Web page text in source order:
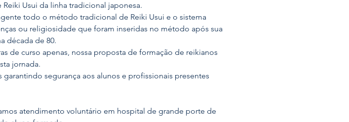
Usui da linha tradicional japonesa.
todo o método tradicional de Reiki Usui e o sistema
ou religiosidade que foram inseridas no método após sua
década de 80.
de curso apenas, nossa proposta de formação de reikianos
jornada.
segurança aos alunos e profissionais presentes
atendimento voluntário em hospital de grande porte de